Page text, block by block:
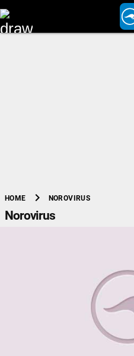
HOME chevron_right NOROVIRUS
Norovirus